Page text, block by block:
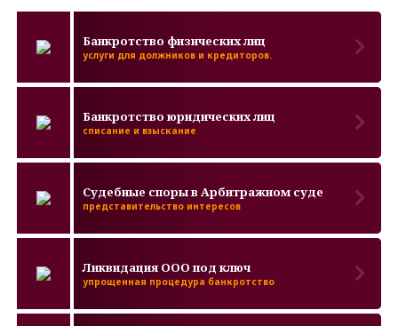
Банкротство физических лиц
услуги для должников и кредиторов.
Банкротство юридических лиц
списание и взыскание
Судебные споры в Арбитражном суде
представительство интересов
Ликвидация ООО под ключ
упрощенная процедура банкротство